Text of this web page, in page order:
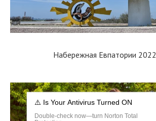
Набережная Евпатории 2022